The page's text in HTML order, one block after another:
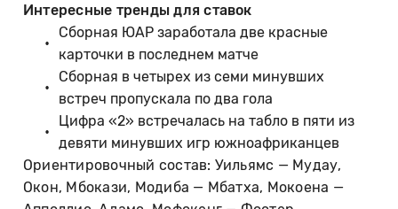
Интересные тренды для ставок
Сборная ЮАР заработала две красные
карточки в последнем матче
Сборная в четырех из семи минувших
встреч пропускала по два гола
Цифра «2» встречалась на табло в пяти из
девяти минувших игр южноафриканцев
Ориентировочный состав: Уильямс — Мудау,
Окон, Мбокази, Модиба — Мбатха, Мокоена —